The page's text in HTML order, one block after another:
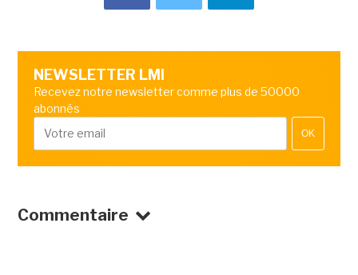
NEWSLETTER LMI
Recevez notre newsletter comme plus de 50000
abonnés
OK
Commentaire